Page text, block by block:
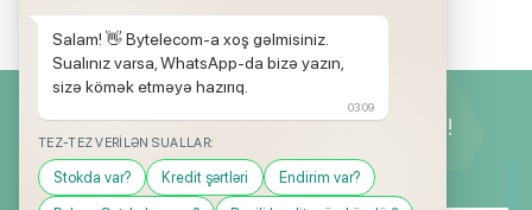
kampaniyaları keçirilir.
Yeniliklərimizdən ilk siz xəbərdar olun!
Salam! 👋 Bytelecom-a xoş gəlmisiniz.
Sualınız varsa, WhatsApp-da bizə yazın,
sizə kömək etməyə hazırıq.
03:09
TEZ-TEZ VERILƏN SUALLAR:
Stokda var? Kredit şərtləri Endirim var?